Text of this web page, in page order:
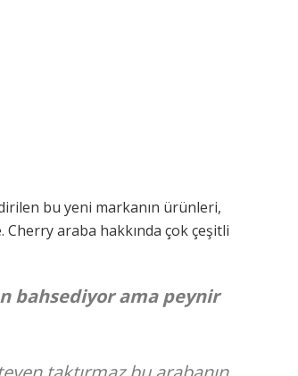
bu yeni markanın ürünleri,
Cherry araba hakkında çok çeşitli
bahsediyor ama peynir